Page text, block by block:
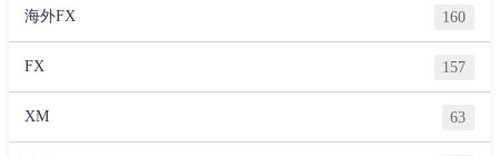
海外FX 160
FX 157
XM 63